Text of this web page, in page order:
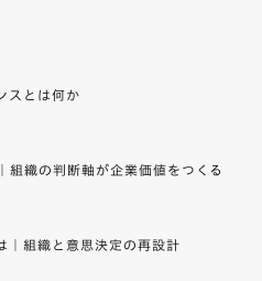
スとは何か
組織の判断軸が企業価値をつくる
｜組織と意思決定の再設計